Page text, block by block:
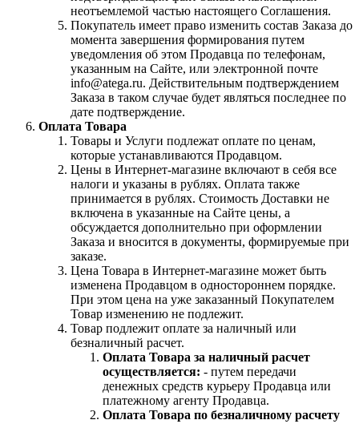
неотъемлемой частью настоящего Соглашения.
Покупатель имеет право изменить состав Заказа до
момента завершения формирования путем
уведомления об этом Продавца по телефонам,
указанным на Сайте, или электронной почте
info@atega.ru. Действительным подтверждением
Заказа в таком случае будет являться последнее по
дате подтверждение.
Оплата Товара
Товары и Услуги подлежат оплате по ценам,
которые устанавливаются Продавцом.
Цены в Интернет-магазине включают в себя все
налоги и указаны в рублях. Оплата также
принимается в рублях. Стоимость Доставки не
включена в указанные на Сайте цены, а
обсуждается дополнительно при оформлении
Заказа и вносится в документы, формируемые при
заказе.
Цена Товара в Интернет-магазине может быть
изменена Продавцом в одностороннем порядке.
При этом цена на уже заказанный Покупателем
Товар изменению не подлежит.
Товар подлежит оплате за наличный или
безналичный расчет.
Оплата Товара за наличный расчет
осуществляется: - путем передачи
денежных средств курьеру Продавца или
платежному агенту Продавца.
Оплата Товара по безналичному расчету